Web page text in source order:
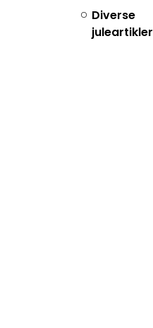
Diverse
juleartikler